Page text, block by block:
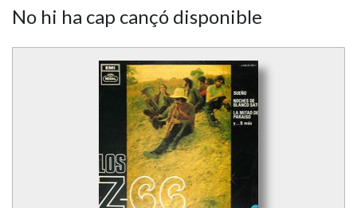
No hi ha cap cançó disponible